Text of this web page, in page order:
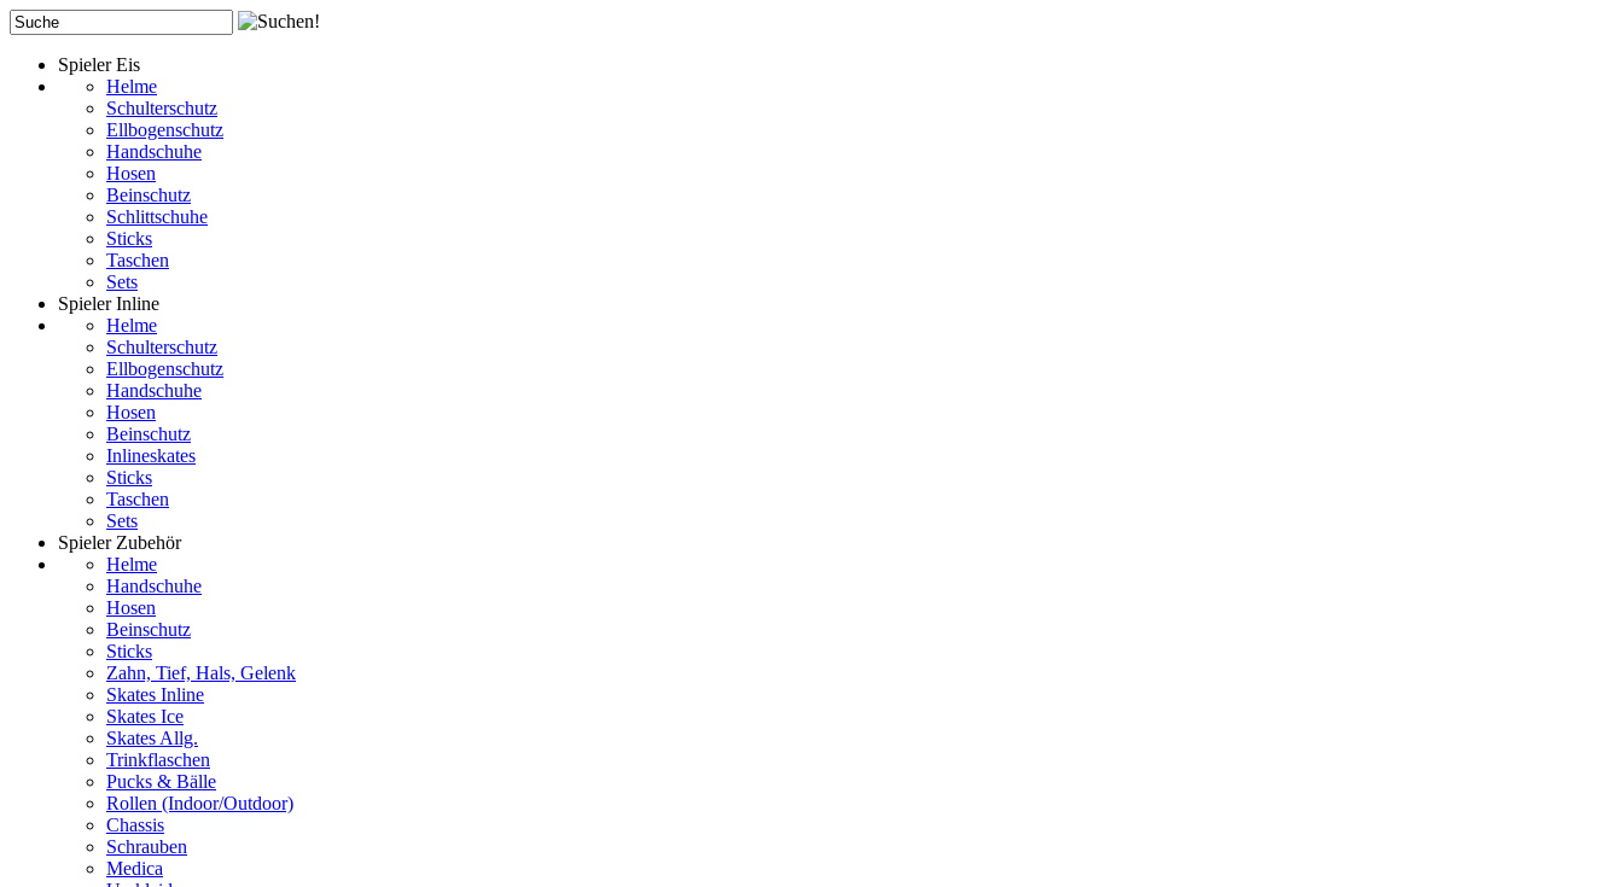
Spieler Eis
Helme
Schulterschutz
Ellbogenschutz
Handschuhe
Hosen
Beinschutz
Schlittschuhe
Sticks
Taschen
Sets
Spieler Inline
Helme
Schulterschutz
Ellbogenschutz
Handschuhe
Hosen
Beinschutz
Inlineskates
Sticks
Taschen
Sets
Spieler Zubehör
Helme
Handschuhe
Hosen
Beinschutz
Sticks
Zahn, Tief, Hals, Gelenk
Skates Inline
Skates Ice
Skates Allg.
Trinkflaschen
Pucks & Bälle
Rollen (Indoor/Outdoor)
Chassis
Schrauben
Medica